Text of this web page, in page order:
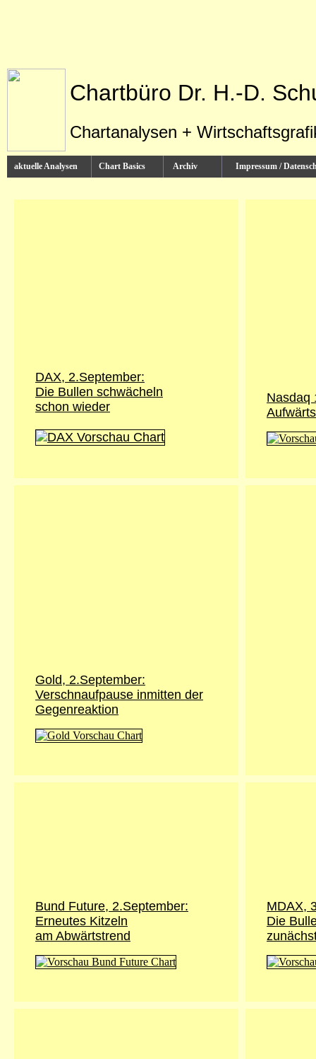
Chartbüro Dr. H.-D.
Chartanalysen +
aktuelle Analysen Chart Basics Archiv Impressum /
DAX, 2.September:
Die Bullen schwächeln
schon wieder
Nasdaq
Gold, 2.September:
Verschnaufpause inmitten der
Gegenreaktion
Bund Future, 2.September:
Erneutes Kitzeln
am Abwärtstrend
MDAX,
Die